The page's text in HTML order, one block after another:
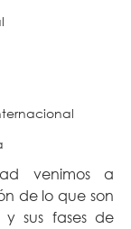
venimos a
de lo que son
y sus fases de